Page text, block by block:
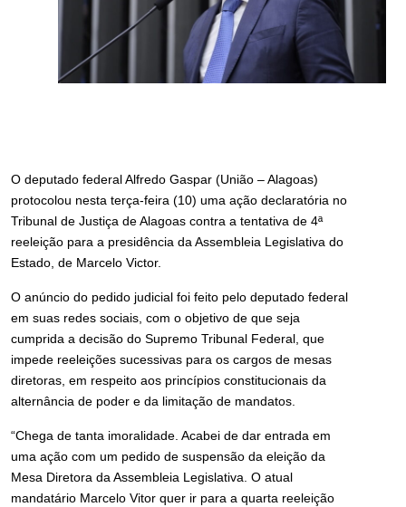
O deputado federal Alfredo Gaspar (União – Alagoas)
protocolou nesta terça-feira (10) uma ação declaratória no
Tribunal de Justiça de Alagoas contra a tentativa de 4ª
reeleição para a presidência da Assembleia Legislativa do
Estado, de Marcelo Victor.
O anúncio do pedido judicial foi feito pelo deputado federal
em suas redes sociais, com o objetivo de que seja
cumprida a decisão do Supremo Tribunal Federal, que
impede reeleições sucessivas para os cargos de mesas
diretoras, em respeito aos princípios constitucionais da
alternância de poder e da limitação de mandatos.
“Chega de tanta imoralidade. Acabei de dar entrada em
uma ação com um pedido de suspensão da eleição da
Mesa Diretora da Assembleia Legislativa. O atual
mandatário Marcelo Vitor quer ir para a quarta reeleição